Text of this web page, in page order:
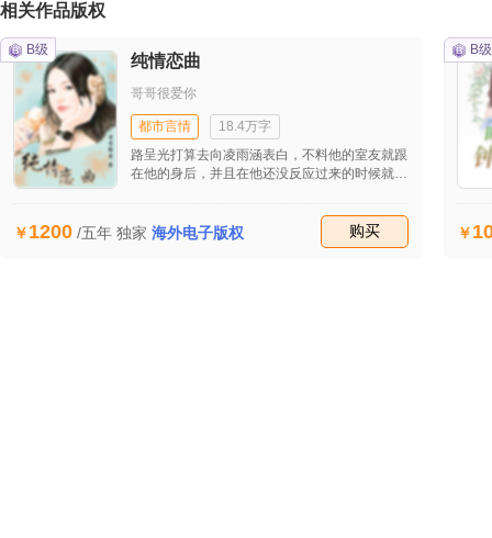
相关作品版权
B级
纯情恋曲
哥哥很爱你
都市言情
18.4万字
路呈光打算去向凌雨涵表白，不料他的室友就跟
在他的身后，并且在他还没反应过来的时候就站
候，围观者的数量正在疯狂增加，但在两分钟后
凌雨涵到他面前在他耳边说了一句话，他就鸦雀
1200 /五年 独家 海外电子版权 购买
B级